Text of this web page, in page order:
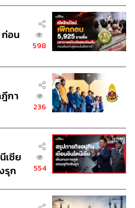
อน
598
กา
236
เซีย
รุก
554